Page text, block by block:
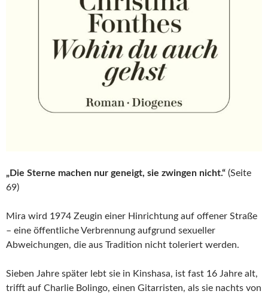
„Die Sterne machen nur geneigt, sie zwingen nicht.“ (Seite
69)
Mira wird 1974 Zeugin einer Hinrichtung auf offener Straße
– eine öffentliche Verbrennung aufgrund sexueller
Abweichungen, die aus Tradition nicht toleriert werden.
Sieben Jahre später lebt sie in Kinshasa, ist fast 16 Jahre alt,
trifft auf Charlie Bolingo, einen Gitarristen, als sie nachts von